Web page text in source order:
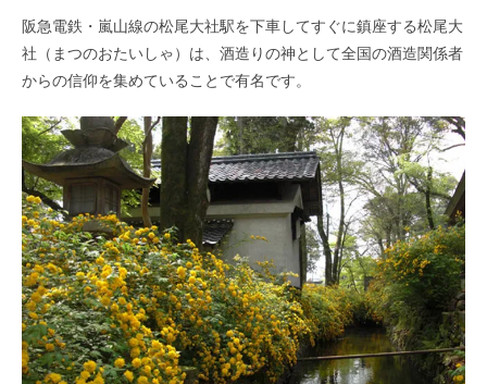
阪急電鉄・嵐山線の松尾大社駅を下車してすぐに鎮座する松尾大
社（まつのおたいしゃ）は、酒造りの神として全国の酒造関係者
からの信仰を集めていることで有名です。